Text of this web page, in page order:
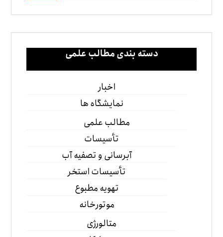
دسته بندی مطالب علمی
اخبار
نمایشگاه ها
مطالب علمی
تأسیسات
آبرسانی و تصفیه آب
تأسیسات استخر
تهویه مطبوع
موتورخانه
متالورژی